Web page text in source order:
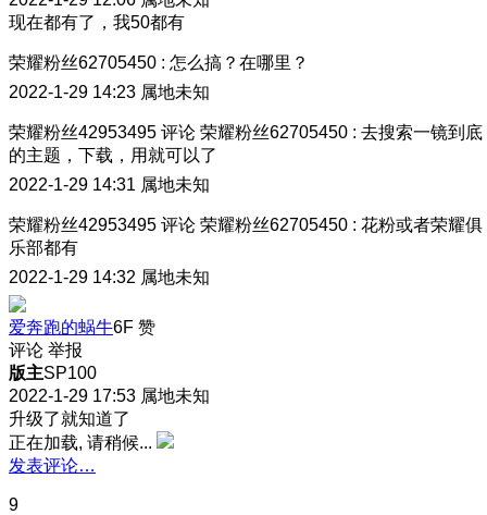
现在都有了，我50都有
荣耀粉丝62705450 : 怎么搞？在哪里？
2022-1-29 14:23 属地未知
荣耀粉丝42953495 评论 荣耀粉丝62705450 : 去搜索一镜到底
的主题，下载，用就可以了
2022-1-29 14:31 属地未知
荣耀粉丝42953495 评论 荣耀粉丝62705450 : 花粉或者荣耀俱
乐部都有
2022-1-29 14:32 属地未知
爱奔跑的蜗牛6F 赞
评论 举报
版主SP100
2022-1-29 17:53 属地未知
升级了就知道了
正在加载, 请稍候...
发表评论…
9